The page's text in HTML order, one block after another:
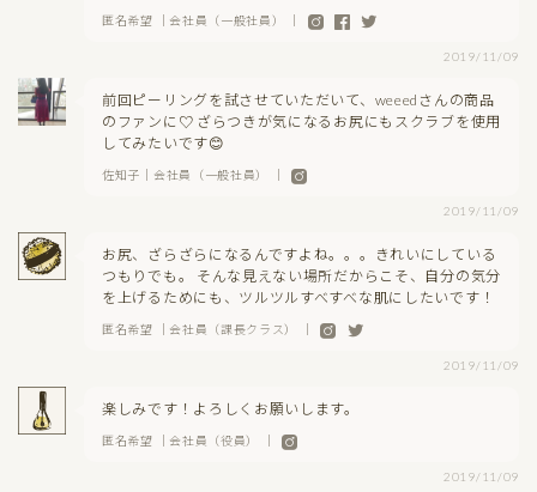
匿名希望 ｜会社員（一般社員） ｜
2019/11/09
前回ピーリングを試させていただいて、weeedさんの商品
のファンに♡ ざらつきが気になるお尻にもスクラブを使用
してみたいです😊
佐知子｜会社員（一般社員） ｜
2019/11/09
お尻、ざらざらになるんですよね。。。きれいにしている
つもりでも。 そんな見えない場所だからこそ、自分の気分
を上げるためにも、ツルツルすべすべな肌にしたいです！
匿名希望 ｜会社員（課長クラス） ｜
2019/11/09
楽しみです！よろしくお願いします。
匿名希望 ｜会社員（役員） ｜
2019/11/09